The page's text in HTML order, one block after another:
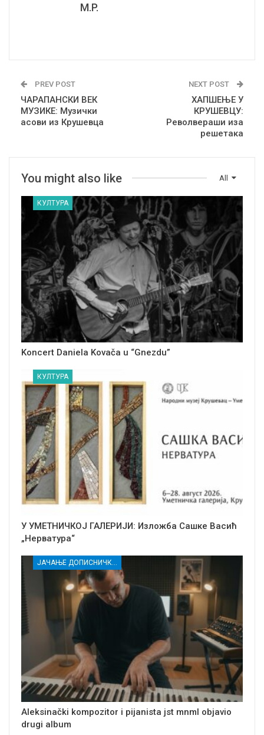
M.P.
PREV POST
ЧАРАПАНСКИ ВЕК
МУЗИКЕ: Музички
асови из Крушевца
NEXT POST
ХАПШЕЊЕ У
КРУШЕВЦУ:
Револвераши иза
решетака
All
You might also like
КУЛТУРА
Koncert Daniela Kovača u “Gnezdu”
КУЛТУРА
У УМЕТНИЧКОЈ ГАЛЕРИЈИ: Изложба Сашке Васић
„Нерватура“
ЈАЧАЊЕ ДОПИСНИЧКЕ МРЕЖЕ НЕЗАВИСНИХ МЕДИЈА У РАСИНСКОМ ОКРУГУ
Aleksinački kompozitor i pijanista jst mnml objavio
drugi album